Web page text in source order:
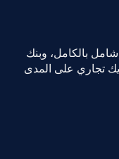
بالكامل، وبنك
تجاري على المدى